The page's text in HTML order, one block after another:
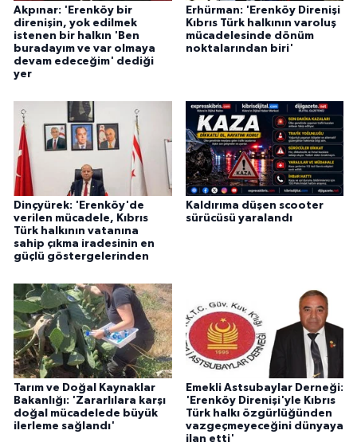
Akpınar: 'Erenköy bir
direnişin, yok edilmek
istenen bir halkın 'Ben
buradayım ve var olmaya
devam edeceğim' dediği
yer
Erhürman: 'Erenköy Direnişi
Kıbrıs Türk halkının varoluş
mücadelesinde dönüm
noktalarından biri'
Dinçyürek: 'Erenköy'de
verilen mücadele, Kıbrıs
Türk halkının vatanına
sahip çıkma iradesinin en
güçlü göstergelerinden
Kaldırıma düşen scooter
sürücüsü yaralandı
Tarım ve Doğal Kaynaklar
Bakanlığı: 'Zararlılara karşı
doğal mücadelede büyük
ilerleme sağlandı'
Emekli Astsubaylar Derneği:
'Erenköy Direnişi'yle Kıbrıs
Türk halkı özgürlüğünden
vazgeçmeyeceğini dünyaya
ilan etti'